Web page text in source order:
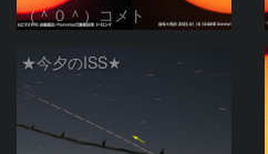
（＾０＾）コメト
★今夕のISS★